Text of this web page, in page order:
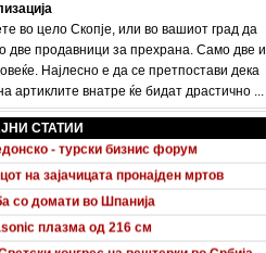
во цело Скопје, или во вашиот град да
две продавници за прехрана. Само две и
Најлесно е да се претпостави дека
артиклите внатре ќе бидат драстично ...
СТАТИИ
Sportback потполно разоткриен
- турски бизнис форум
на зајачицата пронајден мртов
со домати во Шпанија
плазма од 216 см
конгрес на вештерки во Србија